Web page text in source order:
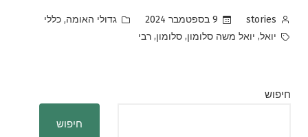
Posted
by
stories 9 בספטמבר 2024
Posted
גדולי האומה, כללי
Tags:
יואל, יואל משה סלומון, סלומון, רבי
חיפוש
חיפוש